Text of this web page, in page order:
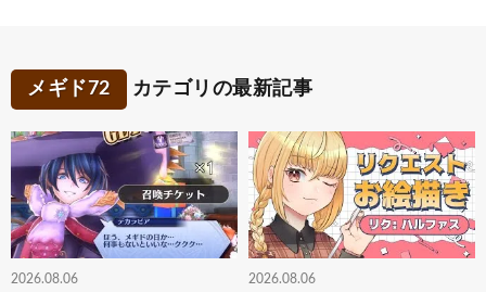
メギド72 カテゴリの最新記事
2026.08.06 2026.08.06